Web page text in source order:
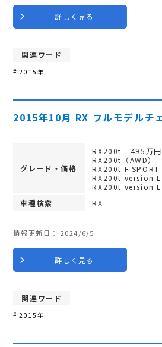
詳しく見る
関連ワード
2015年
2015年10月 RX フルモデルチ
グレード・価格
RX200t - 495万円
RX200t（AWD）
RX200t F SPORT
RX200t version
RX200t version
車種検索
RX
情報更新日： 2024/6/5
詳しく見る
関連ワード
2015年